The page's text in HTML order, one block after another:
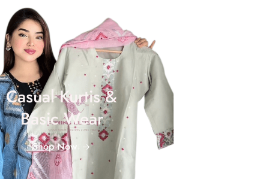
Casual Kurtis &
Basic Wear
Shop Now